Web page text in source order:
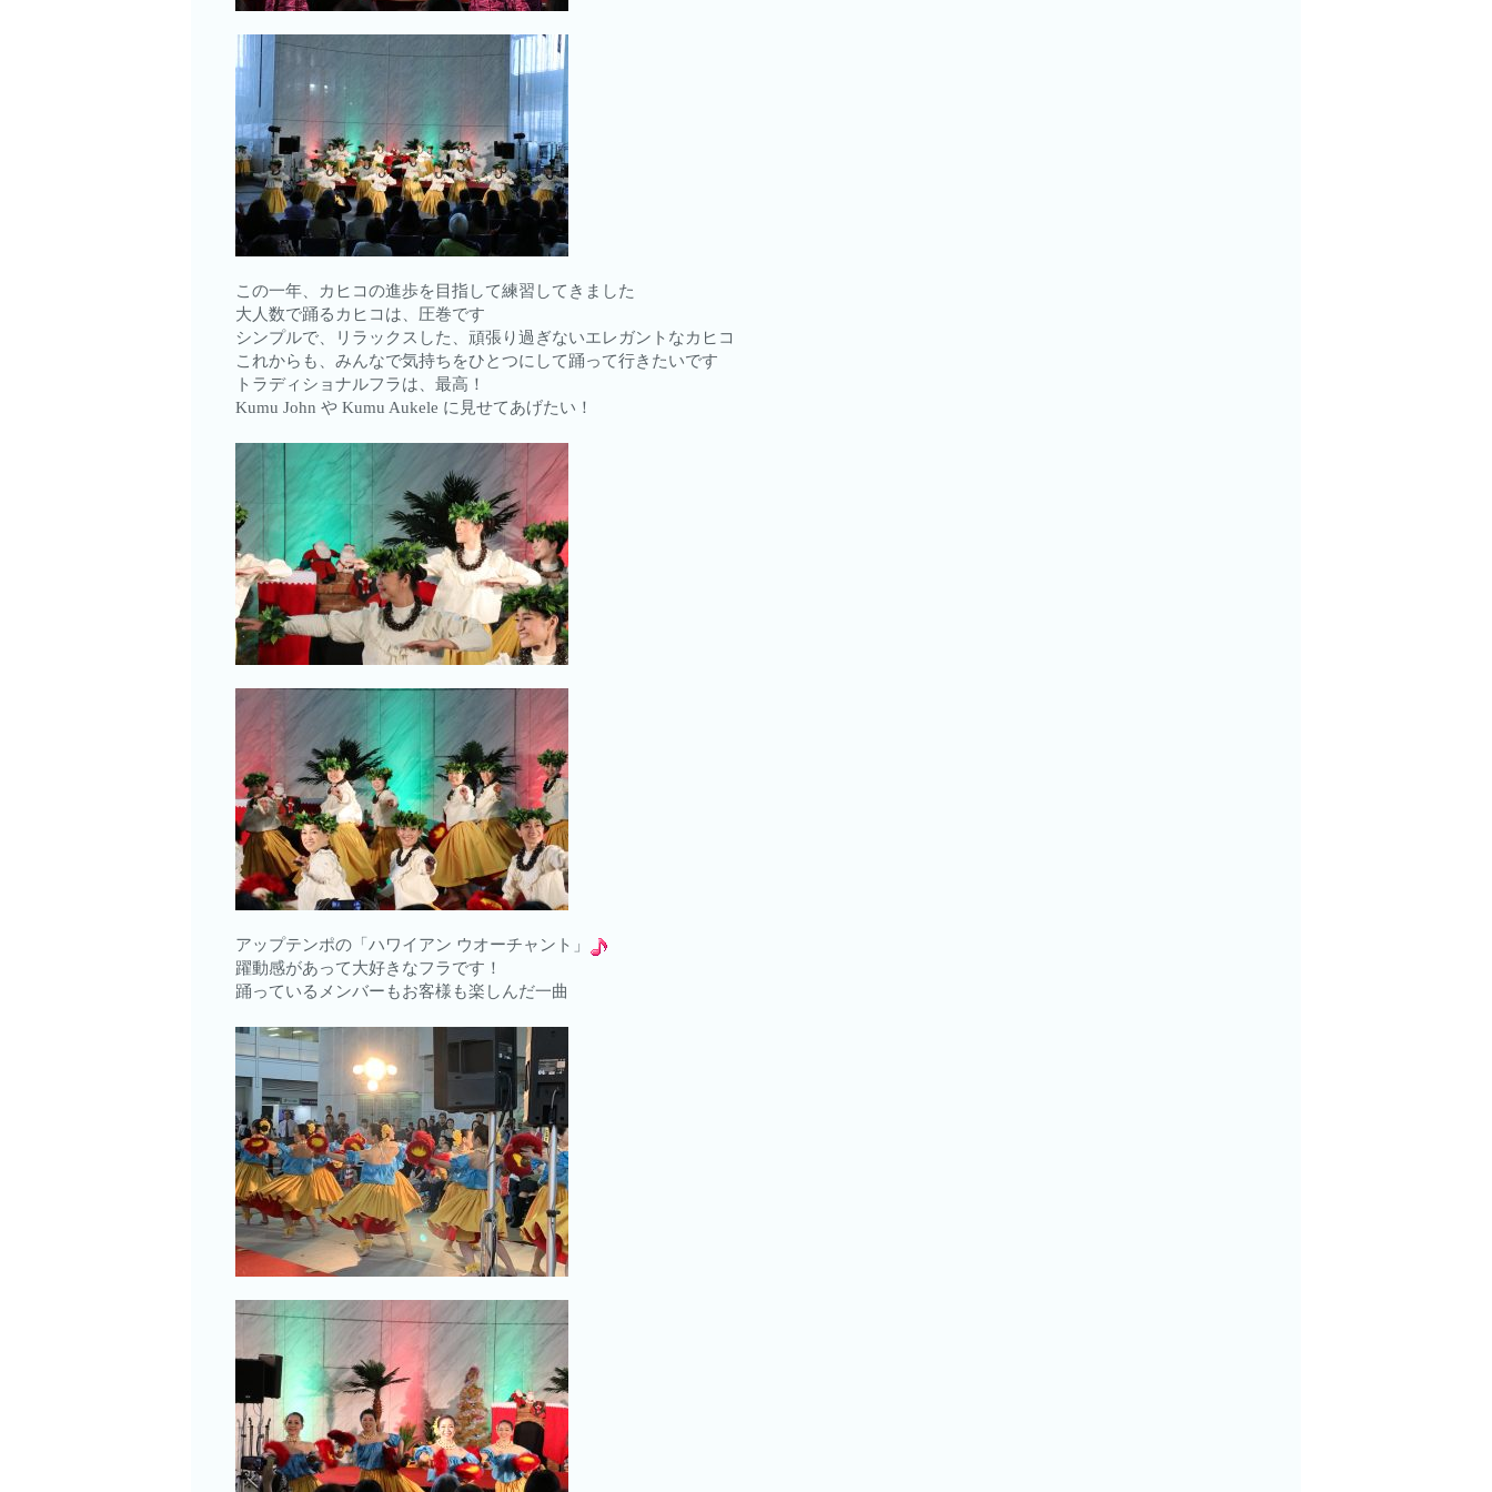
この一年、カヒコの進歩を目指して練習してきました
大人数で踊るカヒコは、圧巻です
シンプルで、リラックスした、頑張り過ぎないエレガントなカヒコ
これからも、みんなで気持ちをひとつにして踊って行きたいです
トラディショナルフラは、最高！
Kumu John や Kumu Aukele に見せてあげたい！
アップテンポの「ハワイアン ウオーチャント」
躍動感があって大好きなフラです！
踊っているメンバーもお客様も楽しんだ一曲